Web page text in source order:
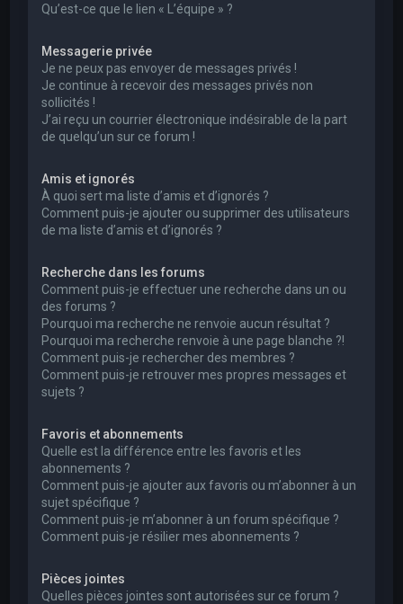
Qu’est-ce que le lien « L’équipe » ?
Messagerie privée
Je ne peux pas envoyer de messages privés !
Je continue à recevoir des messages privés non
sollicités !
J’ai reçu un courrier électronique indésirable de la part
de quelqu’un sur ce forum !
Amis et ignorés
À quoi sert ma liste d’amis et d’ignorés ?
Comment puis-je ajouter ou supprimer des utilisateurs
de ma liste d’amis et d’ignorés ?
Recherche dans les forums
Comment puis-je effectuer une recherche dans un ou
des forums ?
Pourquoi ma recherche ne renvoie aucun résultat ?
Pourquoi ma recherche renvoie à une page blanche ?!
Comment puis-je rechercher des membres ?
Comment puis-je retrouver mes propres messages et
sujets ?
Favoris et abonnements
Quelle est la différence entre les favoris et les
abonnements ?
Comment puis-je ajouter aux favoris ou m’abonner à un
sujet spécifique ?
Comment puis-je m’abonner à un forum spécifique ?
Comment puis-je résilier mes abonnements ?
Pièces jointes
Quelles pièces jointes sont autorisées sur ce forum ?